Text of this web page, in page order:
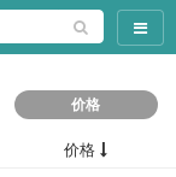
导航
价格
价格